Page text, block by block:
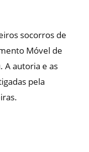
socorros de
Móvel de
A autoria e as
pela